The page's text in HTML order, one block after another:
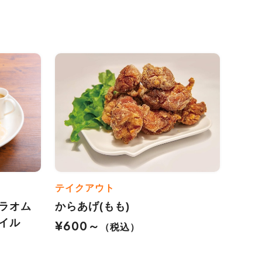
オム
ル
テイクアウト
からあげ(もも)
¥600～
（税込）